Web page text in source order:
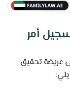
أمر
عريضة تحقيق